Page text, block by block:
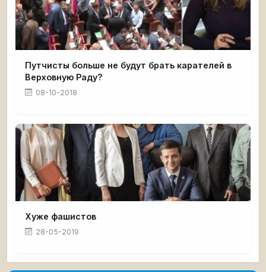
Путчисты больше не будут брать карателей в
Верховную Раду?
08-10-2018
Хуже фашистов
28-05-2019